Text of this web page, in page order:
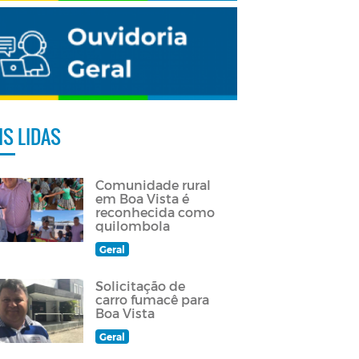
LIDAS
Comunidade rural
em Boa Vista é
reconhecida como
quilombola
Geral
Solicitação de
carro fumacê para
Boa Vista
Geral